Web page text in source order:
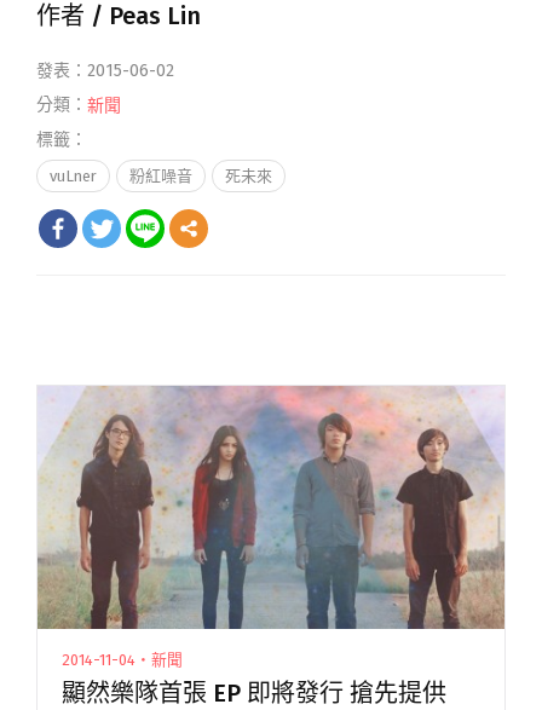
作者 / Peas Lin
發表：2015-06-02
分類： 新聞
標籤：
vuLner 粉紅噪音 死未來
2014-11-04・新聞
顯然樂隊首張 EP 即將發行 搶先提供